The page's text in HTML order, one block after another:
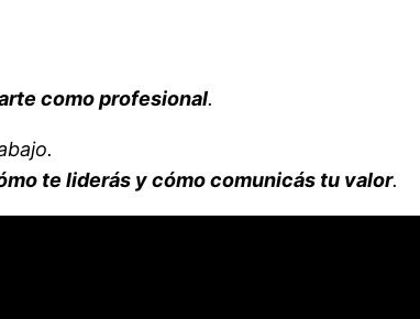
como profesional.
te liderás y cómo comunicás tu valor.